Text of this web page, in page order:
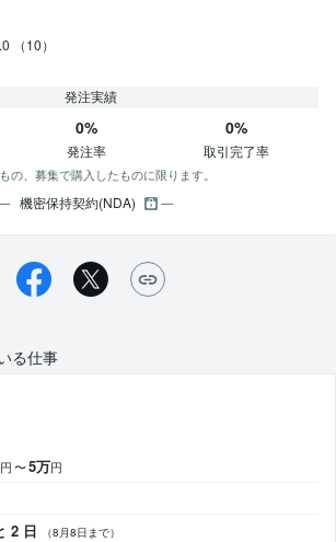
（10）
発注実績
0%
発注率
0%
取引完了率
の、募集で購入したものに限ります。
機密保持契約(NDA)
る仕事
円〜5万円
2 日 （8月8日まで）